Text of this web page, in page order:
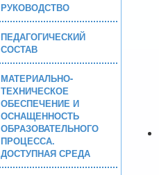
РУКОВОДСТВО
ПЕДАГОГИЧЕСКИЙ
СОСТАВ
МАТЕРИАЛЬНО-
ТЕХНИЧЕСКОЕ
ОБЕСПЕЧЕНИЕ И
ОСНАЩЕННОСТЬ
ОБРАЗОВАТЕЛЬНОГО
ПРОЦЕССА.
ДОСТУПНАЯ СРЕДА